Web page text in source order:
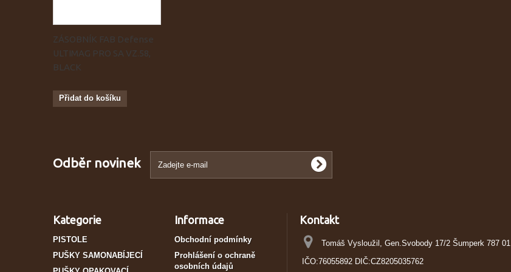
ZÁSOBNÍK FAB Defense
ULTIMAG PRO SA VZ.58,
BLACK
Přidat do košíku
Odběr novinek
Kategorie
PISTOLE
PUŠKY SAMONABÍJECÍ
Informace
Obchodní podmínky
Prohlášení o ochraně
osobních údajů
Kontakt
Tomáš Vysloužil, Gen.Svobody 17/2 Šumperk 787 01
IČO:76055892 DIČ:CZ8205035762